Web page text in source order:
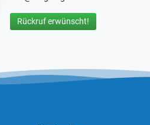
Rückruf erwünscht!